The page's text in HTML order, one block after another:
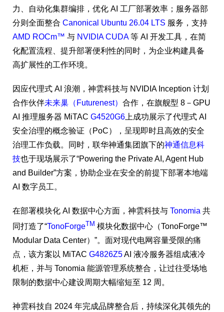
力、自动化集群编排，优化 AI 工厂部署效率；服务器部
分则全面整合 Canonical Ubuntu 26.04 LTS 服务，支持
AMD ROCm™ 与 NVIDIA CUDA等 AI 开发工具，在简
化配置流程、提升部署便利性的同时，为企业构建具备
高扩展性的工作环境。
因应代理式 AI 浪潮，神雲科技与 NVIDIA Inception 计划
合作伙伴未来巢（Futurenest） 合作，在旗舰型 8－GPU
AI 推理服务器 MiTAC G4520G6 上成功展示了代理式 AI
安全治理的概念验证（PoC），呈现即时且高效的安全
治理工作负载。同时，联华神通集团旗下的神通信息科
技也于现场展示了“Powering the Private AI, Agent Hub
and Builder”方案，协助企业在安全的前提下部署本地端
AI 数字员工。
在部署模块化 AI 数据中心方面，神雲科技与 Tonomia 共
同打造了“TonoForgeTM 模块化数据中心（TonoForge™
Modular Data Center）”。面对现代电网容量受限的痛
点，该方案以 MiTAC G4826Z5AI 液冷服务器组成液冷
机柜，并与 Tonomia 能源管理系统整合，让过往受场地
限制的数据中心建设周期大幅缩短至 12 周。
神雲科技自 2024 年完成品牌整合后，持续深化其领先的